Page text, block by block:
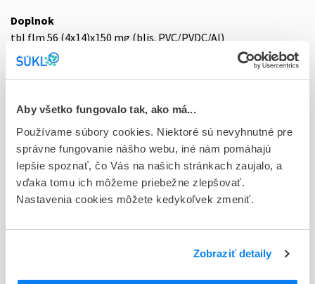
Aby všetko fungovalo tak, ako má...
Používame súbory cookies. Niektoré sú nevyhnutné pre
správne fungovanie nášho webu, iné nám pomáhajú
lepšie spoznať, čo Vás na našich stránkach zaujalo, a
vďaka tomu ich môžeme priebežne zlepšovať.
Nastavenia cookies môžete kedykoľvek zmeniť.
Zobraziť detaily
Doplnok
tbl flm 56 (4x14)x150 mg (blis. PVC/PVDC/Al)
Stav
Typ registračnej procedúry
Európska - orphan
Držiteľ, krajina
Merck Europe B.V., Holandsko
44 - CYTOSTATICA